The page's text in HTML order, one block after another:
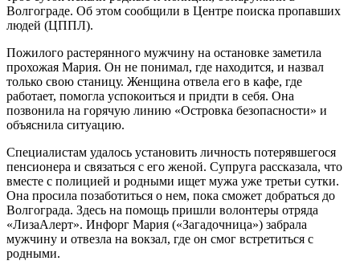
Волгограде. Об этом сообщили в Центре поиска пропавших
людей (ЦППЛ).
Пожилого растерянного мужчину на остановке заметила
прохожая Мария. Он не понимал, где находится, и назвал
только свою станицу. Женщина отвела его в кафе, где
работает, помогла успокоиться и придти в себя. Она
позвонила на горячую линию «Островка безопасности» и
объяснила ситуацию.
Специалистам удалось установить личность потерявшегося
пенсионера и связаться с его женой. Супруга рассказала, что
вместе с полицией и родными ищет мужа уже третьи сутки.
Она просила позаботиться о нем, пока сможет добраться до
Волгограда. Здесь на помощь пришли волонтеры отряда
«ЛизаАлерт». Инфорг Мария («Загадочница») забрала
мужчину и отвезла на вокзал, где он смог встретиться с
родными.